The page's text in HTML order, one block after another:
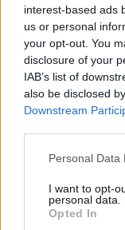
interest-based ads
us or personal
your opt-out. You
disclosure of your
IAB’s list of
also be disclosed
Downstream
Please note that
not limited to your
grant or deny
use your data for
Personal Data
I want to opt-
personal data.
Opted In
Λιποθύμησε κατά